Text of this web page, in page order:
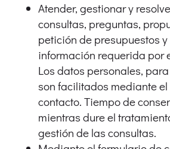
Atender, gestionar y
consultas, preguntas,
petición de presupuestos
información requerida por
Los datos personales,
son facilitados mediante
contacto. Tiempo de
mientras dure el
gestión de las consultas.